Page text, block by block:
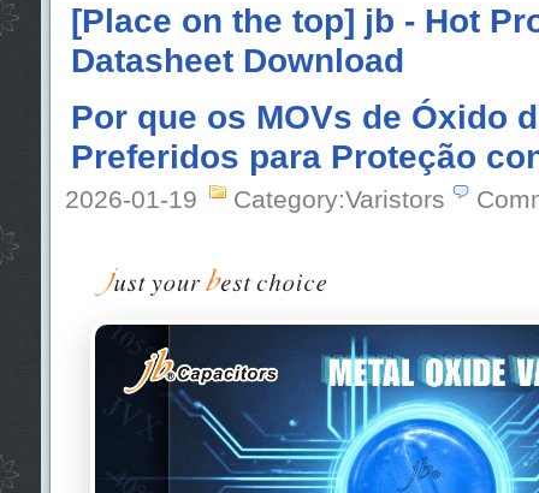
[Place on the top] jb - Hot
Datasheet Download
Por que os MOVs de Óxido
Preferidos para Proteção
2026-01-19 Category:Varistors